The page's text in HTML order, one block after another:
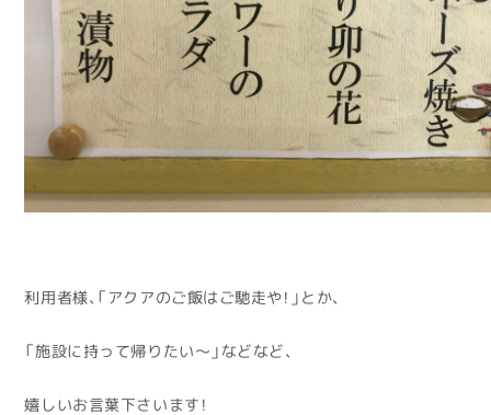
利用者様、「アクアのご飯はご馳走や！」とか、
「施設に持って帰りたい～」などなど、
嬉しいお言葉下さいます！